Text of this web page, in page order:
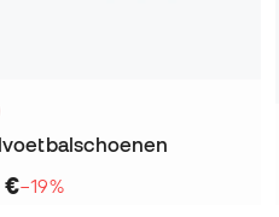
€−19%